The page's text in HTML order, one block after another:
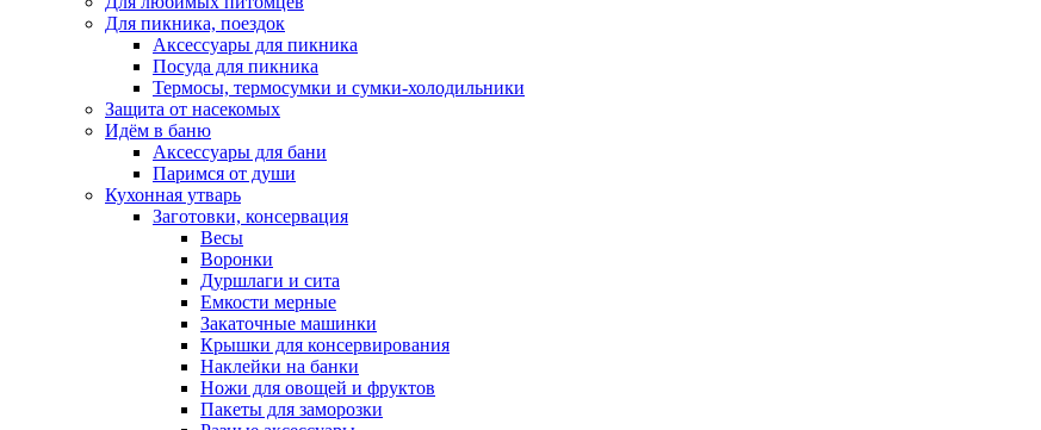
Для пикника, поездок
Аксессуары для пикника
Посуда для пикника
Термосы, термосумки и сумки-холодильники
Защита от насекомых
Идём в баню
Аксессуары для бани
Паримся от души
Кухонная утварь
Заготовки, консервация
Весы
Воронки
Дуршлаги и сита
Емкости мерные
Закаточные машинки
Крышки для консервирования
Наклейки на банки
Ножи для овощей и фруктов
Пакеты для заморозки